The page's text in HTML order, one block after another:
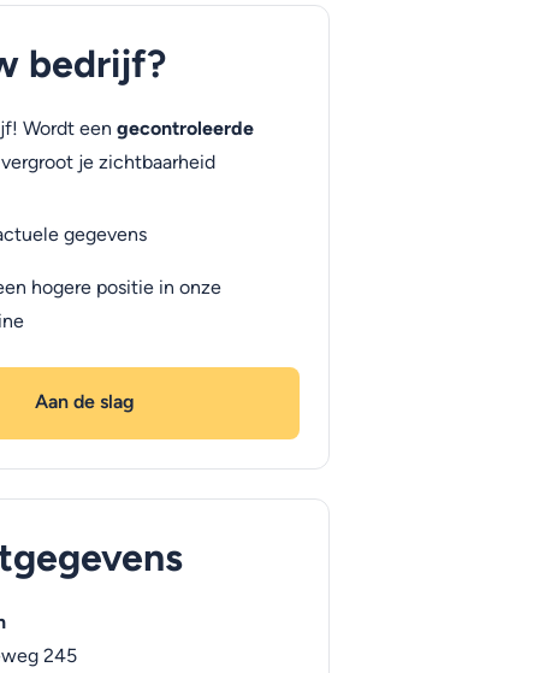
bedrijf?
Wordt een gecontroleerde
je zichtbaarheid
gegevens
hogere positie in onze
Aan de slag
245